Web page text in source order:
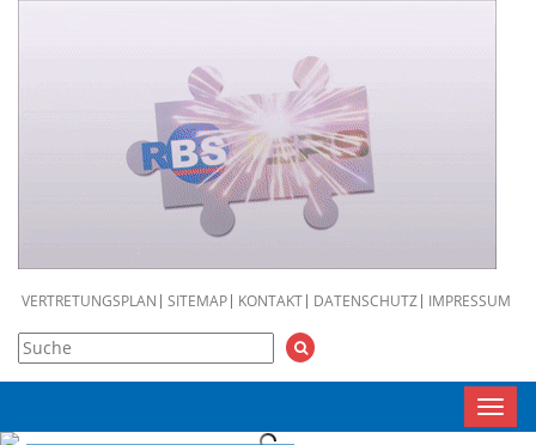
VERTRETUNGSPLAN SITEMAP KONTAKT DATENSCHUTZ IMPRESSUM